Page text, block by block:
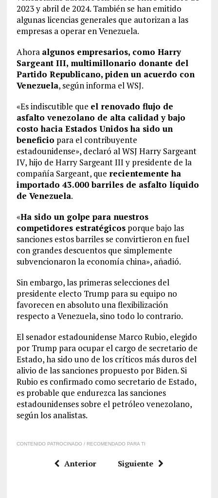
2023 y abril de 2024. También se han emitido
algunas licencias generales que autorizan a las
empresas a operar en Venezuela.
Ahora algunos empresarios, como Harry
Sargeant III, multimillonario donante del
Partido Republicano, piden un acuerdo con
Venezuela, según informa el WSJ.
«Es indiscutible que el renovado flujo de
asfalto venezolano de alta calidad y bajo
costo hacia Estados Unidos ha sido un
beneficio para el contribuyente
estadounidense», declaró al WSJ Harry Sargeant
IV, hijo de Harry Sargeant III y presidente de la
compañía Sargeant, que recientemente ha
importado 43.000 barriles de asfalto líquido
de Venezuela.
«Ha sido un golpe para nuestros
competidores estratégicosporque bajo las
sanciones estos barriles se convirtieron en fuel
con grandes descuentos que simplemente
subvencionaron la economía china», añadió.
Sin embargo, las primeras selecciones del
presidente electo Trump para su equipo no
favorecen en absoluto una flexibilización
respecto a Venezuela, sino todo lo contrario.
El senador estadounidense Marco Rubio, elegido
por Trump para ocupar el cargo de secretario de
Estado, ha sido uno de los críticos más duros del
alivio de las sanciones propuesto por Biden. Si
Rubio es confirmado como secretario de Estado,
es probable que endurezca las sanciones
estadounidenses sobre el petróleo venezolano,
según los analistas.
CONTENIDO PATROCINADO / RECOMENDADO PARA TI
Anterior Siguiente